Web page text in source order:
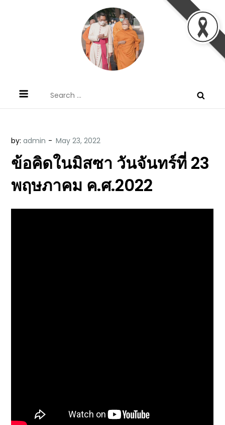
ประทานพระพรแก่พวกท่านท้งหลายเทอญ
for:
by:admin
ข้อคิดในมิสซา วันจันทร์ที่ 23
พฤษภาคม ค.ศ.2022